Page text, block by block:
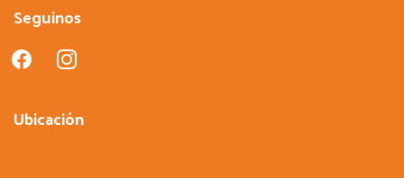
Seguinos
facebookinstagram
Ubicación